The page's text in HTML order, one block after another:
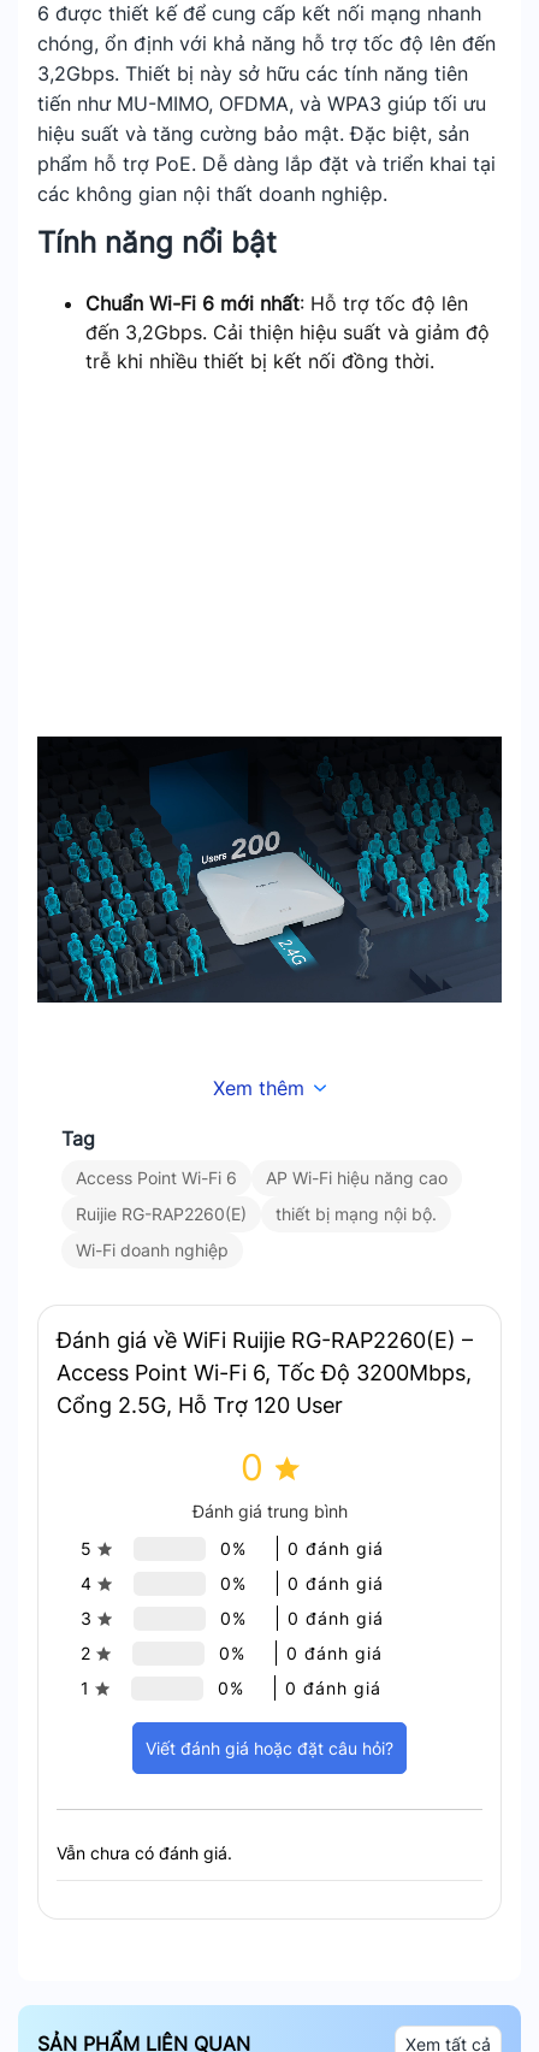
6 được thiết kế để cung cấp kết nối mạng nhanh
chóng, ổn định với khả năng hỗ trợ tốc độ lên đến
3,2Gbps. Thiết bị này sở hữu các tính năng tiên
tiến như MU-MIMO, OFDMA, và WPA3 giúp tối ưu
hiệu suất và tăng cường bảo mật. Đặc biệt, sản
phẩm hỗ trợ PoE. Dễ dàng lắp đặt và triển khai tại
các không gian nội thất doanh nghiệp.
Tính năng nổi bật
Chuẩn Wi-Fi 6 mới nhất: Hỗ trợ tốc độ lên
đến 3,2Gbps. Cải thiện hiệu suất và giảm độ
trễ khi nhiều thiết bị kết nối đồng thời.
Công nghệ MU-MIMO và OFDMA: Tăng
cường hiệu quả truyền dữ liệu. Đảm bảo
Xem thêm
Tag
Access Point Wi-Fi 6
AP Wi-Fi hiệu năng cao
Ruijie RG-RAP2260(E)
thiết bị mạng nội bộ.
Wi-Fi doanh nghiệp
Đánh giá về WiFi Ruijie RG-RAP2260(E) –
Access Point Wi-Fi 6, Tốc Độ 3200Mbps,
Cổng 2.5G, Hỗ Trợ 120 User
0
Đánh giá trung bình
5
0%
0 đánh giá
4
0%
0 đánh giá
3
0%
0 đánh giá
2
0%
0 đánh giá
1
0% 0 đánh giá
Viết đánh giá hoặc đặt câu hỏi?
Vẫn chưa có đánh giá.
SẢN PHẨM LIÊN QUAN Xem tất cả